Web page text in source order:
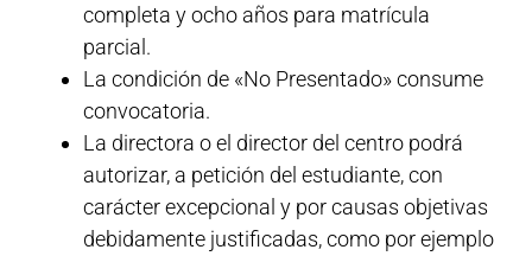
completa y ocho años para matrícula
parcial.
La condición de «No Presentado» consume
convocatoria.
La directora o el director del centro podrá
autorizar, a petición del estudiante, con
carácter excepcional y por causas objetivas
debidamente justificadas, como por ejemplo